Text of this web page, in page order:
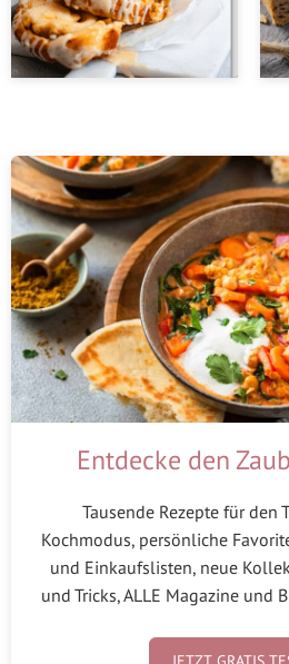
Entdecke den
Tausende Rezepte für
Kochmodus, persönliche
und Einkaufslisten, neue
und Tricks, ALLE Magazine und